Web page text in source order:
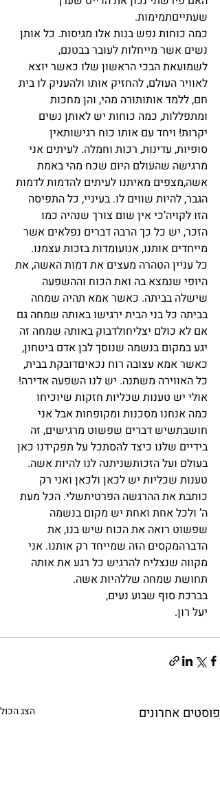
שעתייםתמימות.
כמה כוחות נפש בנות אלו מגיסות. כל אותן
נשים אשר מייחלות לעובר בבטנם,
לשמועאת הבכי הראשון שלו כאשר יוצא
לאוויר העולם, להחזיק אותו ולהעניק לו בית
חם, ללמד אותותורה מהי, והן מחכות
ומתפללות, כמה כוחות יש לאותן נשים
יקרות! ויחד עם אותו כוח רגישותאין
סופיות, עדינות, רכות וחמלה. לעיתים אני
מרגישה שהעולם היום שכח מהי באמת
אשה,מצפים מאיתנו לעיתים להדמות לדמות
הגבר, להיות שווים לו. בעיניי, כל התפיסה
הזו לקויה’כי אין שום צורך שנהיה כמו
הזכר, יש כל כך הרבה דברים נפלאים אשר
מייחדים אותנו, אנועומדות בזכות עצמנו.
כל עניין הטהרה מעצים את דמות האשה, את
היופי שנמצא בה ואת הכוח וההשפעה
שישלה בביתה. כאשר אמא תהיה שמחה
בביתה כל בני הבית ירגישו באותה שמחה גם
אם לא כולם יצליחולדבוק באותה שמחה זה
יגע במקום בנשמה שנוסך לבן אדם ביטחון,
כאשר אמא עצובה רוח נכאיםדובקת בבית,
כל האווירה משתנה. יש לנו השפעה אדירה!
אולי יש טענות שכליות חזקות שיוכיחו
כמה אנחנו מסכנות ומקופחות אבל אני
חושבתשיש דברים שפשוט מרגישים, זה
בידיים שלנו כיצד להסתכל על תפקידנו כאן
בעולם ועל הזכותשניתנה לנו להיות אשה.
טענות שכליות יש לכאן ולכאן ואני רק
כותבת את ההרגשה הפרטיתשלי. הכל מעת
ה’ ולכל אחת ואחת יש מקום בנשמה
שפשוט רואה את הכוח שיש בנו, את
הדברהמקסים הזה שמייחד רק אותנו. אני
מקווה שנצליח להרגיש כל רגע את אותה
תחושת שמחה שללהיות אשה.
בברכת סוף שבוע נעים,
יעל רון.
פוסטים אחרונים הצג הכול